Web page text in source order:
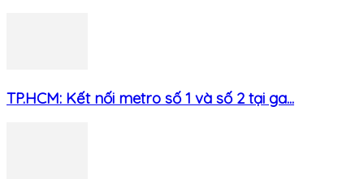
TP.HCM: Kết nối metro số 1 và số 2 tại ga...